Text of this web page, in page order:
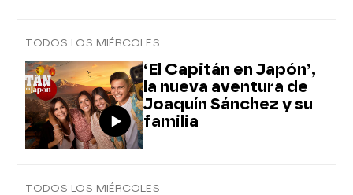
TODOS LOS MIÉRCOLES
‘El Capitán en Japón’,
la nueva aventura de
Joaquín Sánchez y su
familia
TODOS LOS MIÉRCOLES